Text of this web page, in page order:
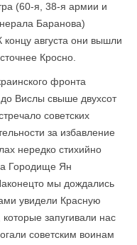
(60-я, 38-я армии и
Баранова)
августа они вышли
Кросно.
фронта
Вислы свыше двухсот
советских
за избавление
нередко стихийно
Городище Ян
мы дождались
увидели Красную
запугивали нас
советским воинам